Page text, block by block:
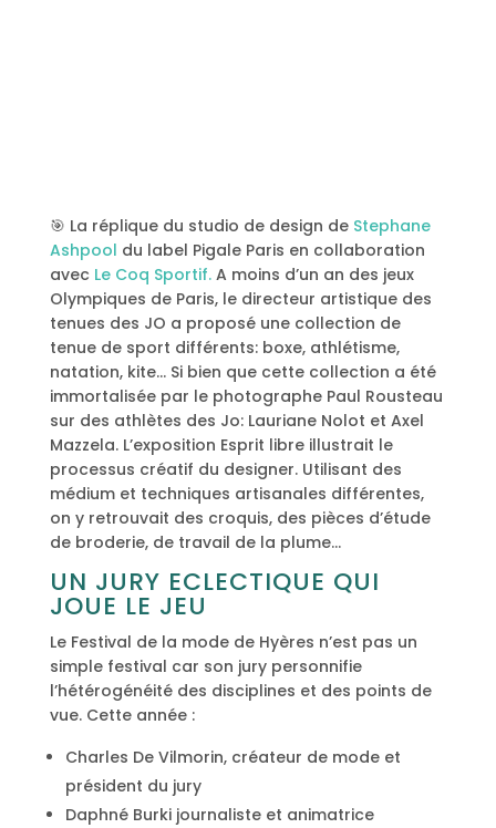
🎯 La réplique du studio de design de Stephane
Ashpool du label Pigale Paris en collaboration
avec Le Coq Sportif. A moins d’un an des jeux
Olympiques de Paris, le directeur artistique des
tenues des JO a proposé une collection de
tenue de sport différents: boxe, athlétisme,
natation, kite… Si bien que cette collection a été
immortalisée par le photographe Paul Rousteau
sur des athlètes des Jo: Lauriane Nolot et Axel
Mazzela. L’exposition Esprit libre illustrait le
processus créatif du designer. Utilisant des
médium et techniques artisanales différentes,
on y retrouvait des croquis, des pièces d’étude
de broderie, de travail de la plume…
UN JURY ECLECTIQUE QUI
JOUE LE JEU
Le Festival de la mode de Hyères n’est pas un
simple festival car son jury personnifie
l’hétérogénéité des disciplines et des points de
vue. Cette année :
Charles De Vilmorin, créateur de mode et
président du jury
Daphné Burki journaliste et animatrice